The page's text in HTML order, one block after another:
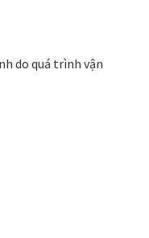
do quá trình vận